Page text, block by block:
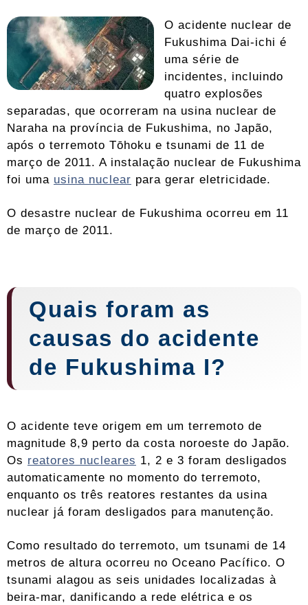
O acidente nuclear de
Fukushima Dai-ichi é
uma série de
incidentes, incluindo
quatro explosões
separadas, que ocorreram na usina nuclear de
Naraha na província de Fukushima, no Japão,
após o terremoto Tōhoku e tsunami de 11 de
março de 2011. A instalação nuclear de Fukushima
foi uma usina nuclear para gerar eletricidade.
O desastre nuclear de Fukushima ocorreu em 11
de março de 2011.
Quais foram as
causas do acidente
de Fukushima I?
O acidente teve origem em um terremoto de
magnitude 8,9 perto da costa noroeste do Japão.
Os reatores nucleares 1, 2 e 3 foram desligados
automaticamente no momento do terremoto,
enquanto os três reatores restantes da usina
nuclear já foram desligados para manutenção.
Como resultado do terremoto, um tsunami de 14
metros de altura ocorreu no Oceano Pacífico. O
tsunami alagou as seis unidades localizadas à
beira-mar, danificando a rede elétrica e os